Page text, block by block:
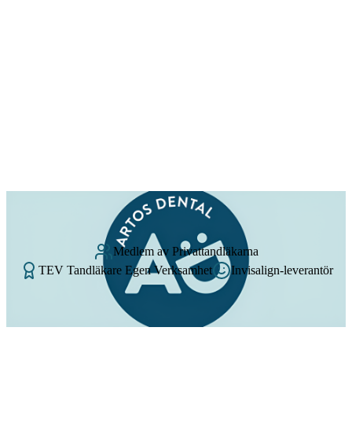
Medlem av Privattandläkarna
TEV Tandläkare Egen Verksamhet
Invisalign-leverantör